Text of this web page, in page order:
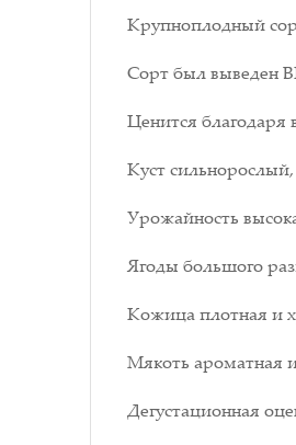
Крупноплодный
Сорт был выведен
Ценится
Куст
Урожайность
Ягоды большого
Кожица плотная и
Мякоть ароматная
Дегустационная